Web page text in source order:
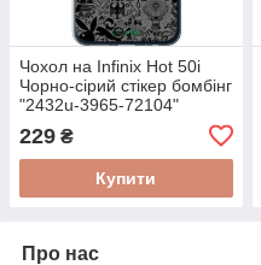
Чохол на Infinix Hot 50i
Чорно-сірий стікер бомбінг
"2432u-3965-72104"
229 ₴
Купити
Про нас